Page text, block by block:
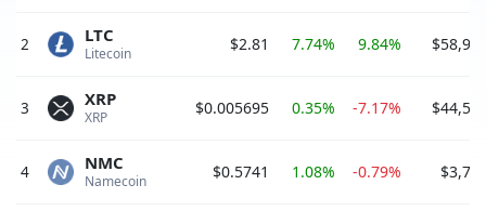
2 Litecoin
LTC $2.81 7.74% 9.84%
3 XRP
XRP $0.005695 0.35% -7.17%
4 Namecoin
NMC $0.5741 1.08% -0.79%